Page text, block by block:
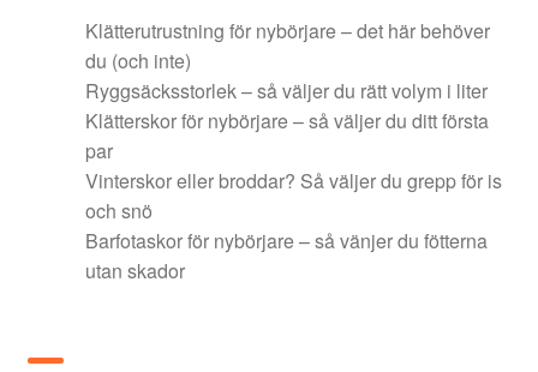
Klätterutrustning för nybörjare – det här behöver
du (och inte)
Ryggsäcksstorlek – så väljer du rätt volym i liter
Klätterskor för nybörjare – så väljer du ditt första
par
Vinterskor eller broddar? Så väljer du grepp för is
och snö
Barfotaskor för nybörjare – så vänjer du fötterna
utan skador